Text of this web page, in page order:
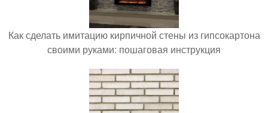
Как сделать имитацию кирпичной стены из гипсокартона
своими руками: пошаговая инструкция